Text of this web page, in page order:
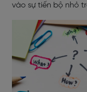
vào sự tiến bộ nhỏ